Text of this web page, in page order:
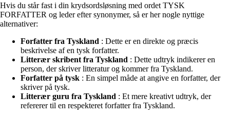
Hvis du står fast i din krydsordsløsning med ordet TYSK
FORFATTER og leder efter synonymer, så er her nogle nyttige
alternativer:
Forfatter fra Tyskland : Dette er en direkte og præcis
beskrivelse af en tysk forfatter.
Litterær skribent fra Tyskland : Dette udtryk indikerer en
person, der skriver litteratur og kommer fra Tyskland.
Forfatter på tysk : En simpel måde at angive en forfatter, der
skriver på tysk.
Litterær guru fra Tyskland : Et mere kreativt udtryk, der
refererer til en respekteret forfatter fra Tyskland.